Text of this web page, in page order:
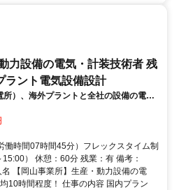
力設備の電気・計装技術者 残
ラント電気設備設計
）、海外プラントと全社の設備の電気
設計/保全の両面から事業所の技術支援
製造する設備を作り守る仕事です。
働時間07時間45分）フレックスタイム制
） 休憩：60分 残業：有 備考：
【岡山事業所】生産・動力設備の電
10時間程度！ 仕事の内容 国内プラン